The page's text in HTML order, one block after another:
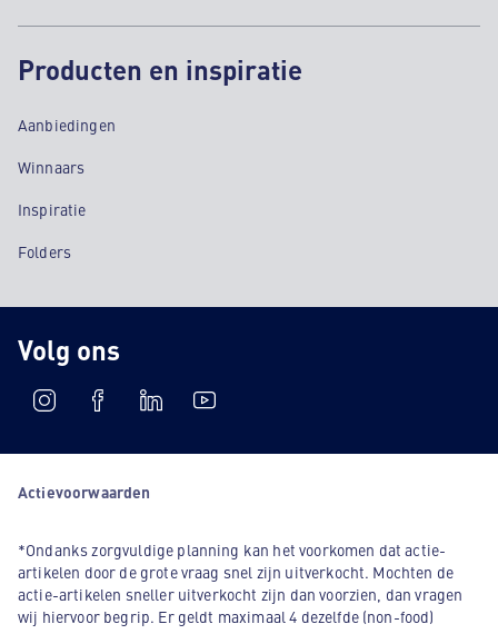
Producten en inspiratie
Aanbiedingen
Winnaars
Inspiratie
Folders
Volg ons
Actievoorwaarden
*Ondanks zorgvuldige planning kan het voorkomen dat actie-
artikelen door de grote vraag snel zijn uitverkocht. Mochten de
actie-artikelen sneller uitverkocht zijn dan voorzien, dan vragen
wij hiervoor begrip. Er geldt maximaal 4 dezelfde (non-food)